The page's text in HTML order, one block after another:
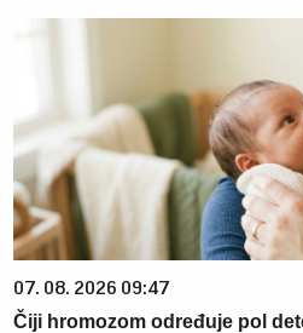
07. 08. 2026 09:47
Čiji hromozom određuje pol